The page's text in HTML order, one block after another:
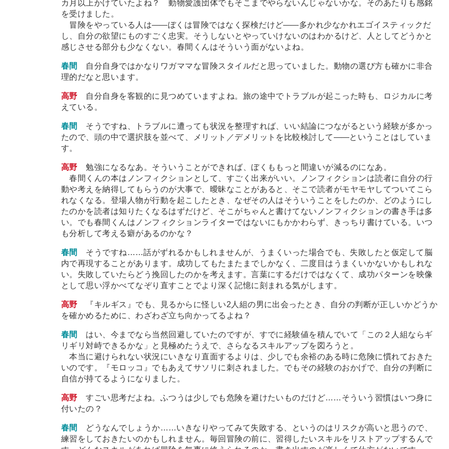
カ月以上かけていたよね？ 動物愛護団体でもそこまでやらないんじゃないかな。そのあたりも感銘
を受けました。
冒険をやっている人は――ぼくは冒険ではなく探検だけど――多かれ少なかれエゴイスティックだ
し、自分の欲望にものすごく忠実。そうしないとやっていけないのはわかるけど、人としてどうかと
感じさせる部分も少なくない。春間くんはそういう面がないよね。
春間
自分自身ではかなりワガママな冒険スタイルだと思っていました。動物の選び方も確かに非合
理的だなと思います。
高野
自分自身を客観的に見つめていますよね。旅の途中でトラブルが起こった時も、ロジカルに考
えている。
春間
そうですね、トラブルに遭っても状況を整理すれば、いい結論につながるという経験が多かっ
たので、頭の中で選択肢を並べて、メリット／デメリットを比較検討して――ということはしていま
す。
高野
勉強になるなあ。そういうことができれば、ぼくももっと間違いが減るのになあ。
春間くんの本はノンフィクションとして、すごく出来がいい。ノンフィクションは読者に自分の行
動や考えを納得してもらうのが大事で、曖昧なことがあると、そこで読者がモヤモヤしてついてこら
れなくなる。登場人物が行動を起こしたとき、なぜその人はそういうことをしたのか、どのようにし
たのかを読者は知りたくなるはずだけど、そこがちゃんと書けてないノンフィクションの書き手は多
い。でも春間くんはノンフィクションライターではないにもかかわらず、きっちり書けている。いつ
も分析して考える癖があるのかな？
春間 そうですね … …話がずれるかもしれませんが、うまくいった場合でも、失敗したと仮定して脳
内で再現することがあります。成功してもたまたまでしかなく、二度目はうまくいかないかもしれな
い。失敗していたらどう挽回したのかを考えます。言葉にするだけではなくて、成功パターンを映像
として思い浮かべてなぞり直すことでより深く記憶に刻まれる気がします。
高野
『キルギス』でも、見るからに怪しい2人組の男に出会ったとき、自分の判断が正しいかどうか
を確かめるために、わざわざ立ち向かってるよね？
春間
はい、今までなら当然回避していたのですが、すでに経験値を積んでいて「この２人組ならギ
リギリ対峙できるかな」と見極めたうえで、さらなるスキルアップを図ろうと。
本当に避けられない状況にいきなり直面するよりは、少しでも余裕のある時に危険に慣れておきた
いのです。『モロッコ』でもあえてサソリに刺されました。でもその経験のおかげで、自分の判断に
自信が持てるようになりました。
高野 すごい思考だよね。ふつうは少しでも危険を避けたいものだけど… …そういう習慣はいつ身に
付いたの？
春間 どうなんでしょうか… …いきなりやってみて失敗する、というのはリスクが高いと思うので、
練習をしておきたいのかもしれません。毎回冒険の前に、習得したいスキルをリストアップするんで